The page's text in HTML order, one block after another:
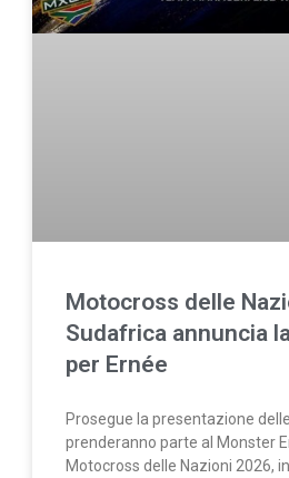
Motocross delle
Sudafrica annuncia
per Ernée
Prosegue la presentazione
prenderanno parte al Monster
Motocross delle Nazioni 2026,